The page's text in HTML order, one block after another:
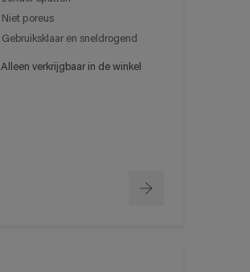
Niet poreus
Gebruiksklaar en sneldrogend
Alleen verkrijgbaar in de winkel